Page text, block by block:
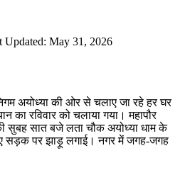
Updated: May 31, 2026
अयोध्या की ओर से चलाए जा रहे हर घर
का रविवार को चलाया गया। महापौर
की सुबह सात बजे लता चौक अयोध्या धाम के
सड़क पर झाड़ू लगाई। नगर में जगह-जगह